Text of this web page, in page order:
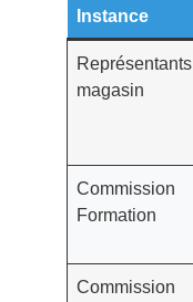
Instance
Représentants
magasin
Commission
Formation
Commission